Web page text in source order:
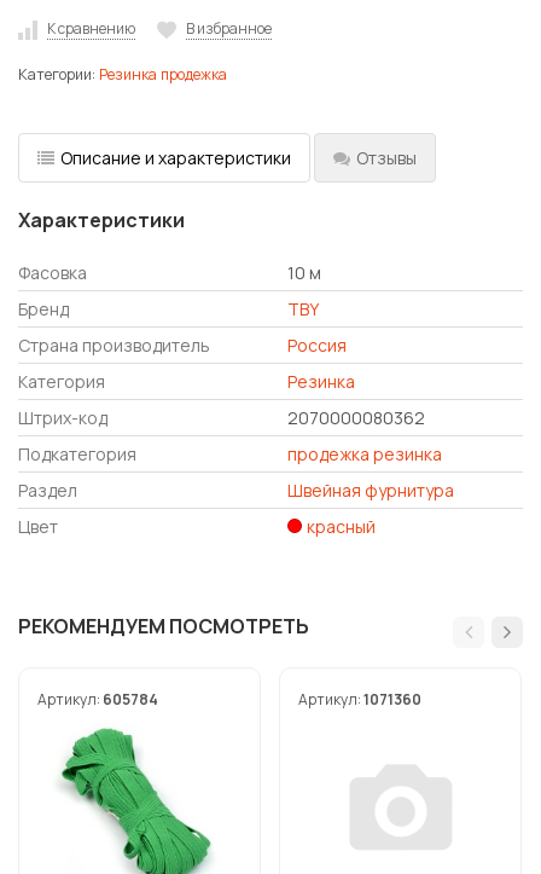
К сравнению В избранное
Категории: Резинка продежка
Описание и характеристики Отзывы
Характеристики
Фасовка
10 м
Бренд
TBY
Страна производитель
Россия
Категория
Резинка
Штрих-код
2070000080362
Подкатегория
продежка резинка
Раздел
Швейная фурнитура
Цвет
красный
РЕКОМЕНДУЕМ ПОСМОТРЕТЬ
Артикул: 605784 Артикул:1071360